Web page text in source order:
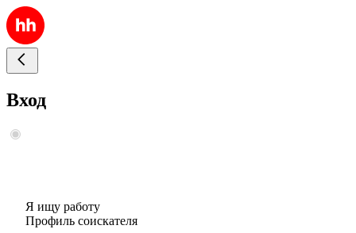
Вход
Я ищу работу
Профиль соискателя